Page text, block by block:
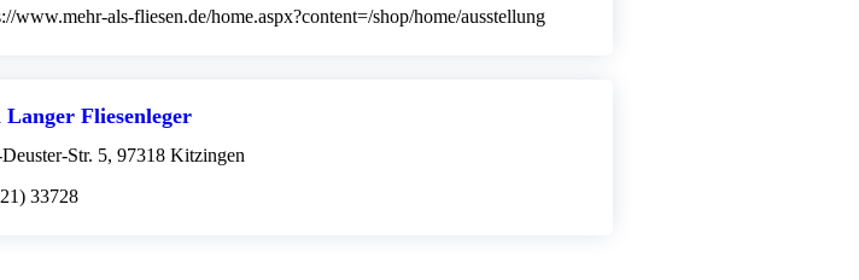
www.mehr-als-fliesen.de/home.aspx?content=/shop/home/ausstellung
Fliesenleger
Str. 5, 97318 Kitzingen
33728